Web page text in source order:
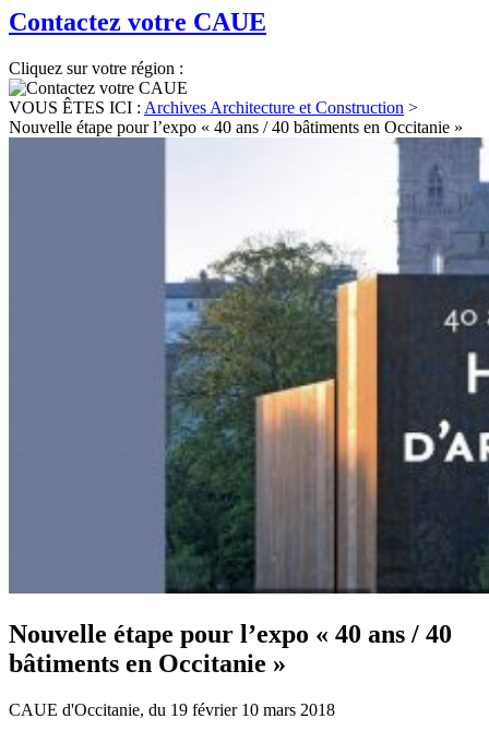
Contactez votre CAUE
Cliquez sur votre région :
VOUS ÊTES ICI : Archives Architecture et Construction >
Nouvelle étape pour l’expo « 40 ans / 40 bâtiments en Occitanie »
Nouvelle étape pour l’expo « 40 ans / 40
bâtiments en Occitanie »
CAUE d'Occitanie, du 19 février 10 mars 2018